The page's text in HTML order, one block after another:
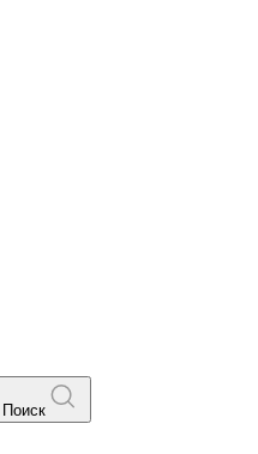
Поиск